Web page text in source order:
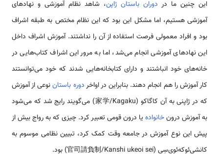
این چنین ما در دوران باستان ژاپن، شاهد نظام آموزشی و نهادهای
آموزشی هستیم، اما مشکل این بود که این نظام مختص به طبقه اشراف
بود و افراد معمولی فرصت استفاده از آن را نداشتند. آموزش اشراف داخل
این نهادهای آموزشی انجام می‌شد، اما به مرور این اشراف کتاب‌هایی در
خانه‌های خود انباشتند و دارای کتابخانه‌هایی شدند که خود می‌توانستند
کار آموزش را هم انجام دهند. بنابراین در اواخردوره باستاننوعی از آموزش
که در ژاپنی به آن کاگاکو (家学/Kagaku) می‌گویند رایج شد که می‌شود
به آموزش درونخانواده یا درون قومی تعبیر کرد. چیزی که به رواج بیش از
پیش این نوع آموزش در جامعه وقت کمک کرد، تبیین نظامی موسوم به
کانشی‌ئوکه‌ئوی‌سِی (官司請負制/Kanshi ukeoi sei) بود.